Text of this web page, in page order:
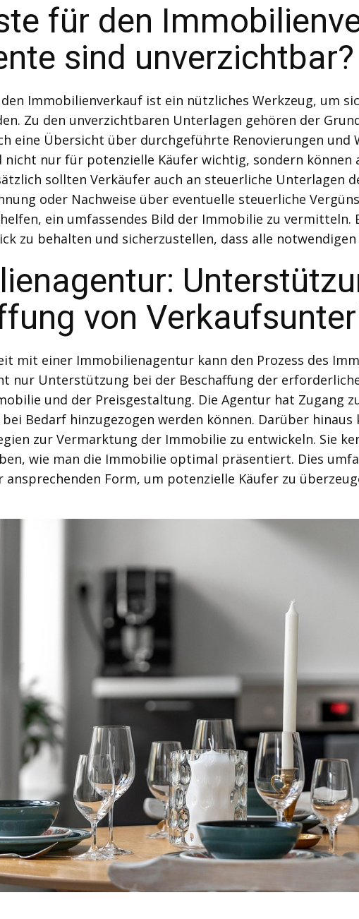
für den
sind unverzichtbar?
Immobilienverkauf ist ein nützliches Werkzeug, um
Zu den unverzichtbaren Unterlagen gehören der
eine Übersicht über durchgeführte Renovierungen
nur für potenzielle Käufer wichtig, sondern können
sollten Verkäufer auch an steuerliche Unterlagen
oder Nachweise über eventuelle steuerliche
ein umfassendes Bild der Immobilie zu
zu behalten und sicherzustellen, dass alle
von
mit einer Immobilienagentur kann den Prozess des
nur Unterstützung bei der Beschaffung der
und der Preisgestaltung. Die Agentur hat Zugang
Bedarf hinzugezogen werden können. Darüber
zur Vermarktung der Immobilie zu entwickeln. Sie
wie man die Immobilie optimal präsentiert. Dies
ansprechenden Form, um potenzielle Käufer zu